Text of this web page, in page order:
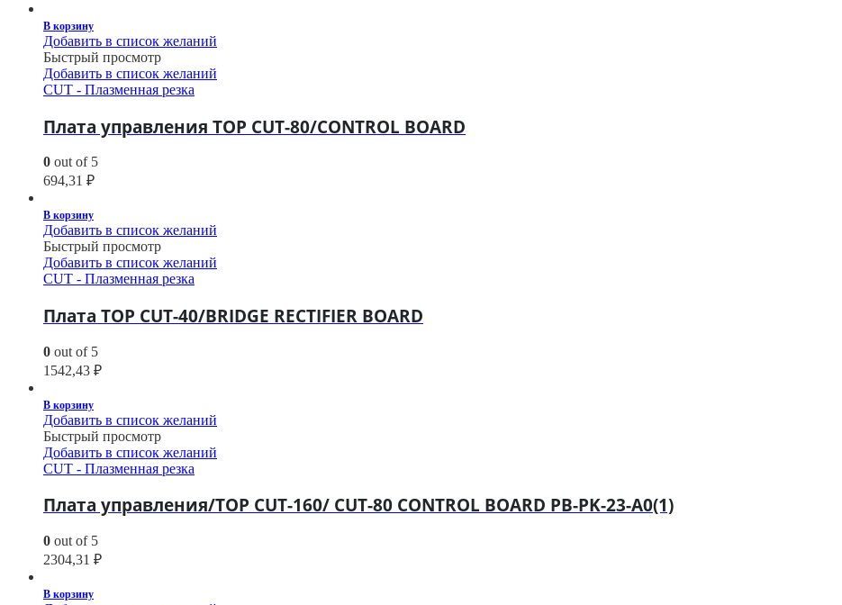
В корзину
Добавить в список желаний
Быстрый просмотр
Добавить в список желаний
CUT - Плазменная резка
Плата управления TOP CUT-80/CONTROL BOARD
0 out of 5
694,31 ₽
В корзину
Добавить в список желаний
Быстрый просмотр
Добавить в список желаний
CUT - Плазменная резка
Плата TOP CUT-40/BRIDGE RECTIFIER BOARD
0 out of 5
1542,43 ₽
В корзину
Добавить в список желаний
Быстрый просмотр
Добавить в список желаний
CUT - Плазменная резка
Плата управления/TOP CUT-160/ CUT-80 CONTROL BOARD PB-PK-23-A0(1)
0 out of 5
2304,31 ₽
В корзину